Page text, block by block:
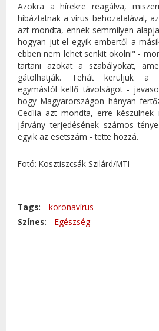
Azokra a hírekre reagálva,
hibáztatnak a vírus behozatalával,
azt mondta, ennek semmilyen
hogyan jut el egyik embertől a
ebben nem lehet senkit okolni" -
tartani azokat a szabályokat,
gátolhatják. Tehát kerüljük a
egymástól kellő távolságot -
hogy Magyarországon hányan
Cecília azt mondta, erre készülnek
járvány terjedésének számos
egyik az esetszám - tette hozzá.
Fotó: Kosztiszcsák Szilárd/MTI
Tags:
koronavírus
Színes:
Egészség